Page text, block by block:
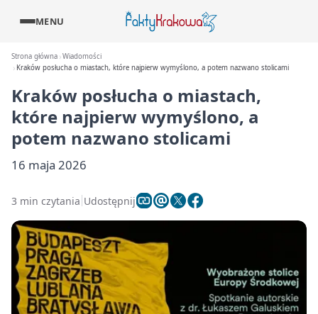
MENU
Strona główna Wiadomości
Kraków posłucha o miastach, które najpierw wymyślono, a potem nazwano stolicami
Kraków posłucha o miastach,
które najpierw wymyślono, a
potem nazwano stolicami
16 maja 2026
3 min czytania Udostępnij